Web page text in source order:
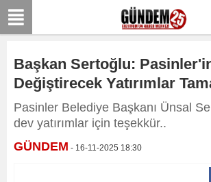
Başkan Sertoğlu:
Değiştirecek Yatırımlar
Pasinler Belediye Başkanı Ünsal
dev yatırımlar için teşekkür..
GÜNDEM - 16-11-2025 18:30